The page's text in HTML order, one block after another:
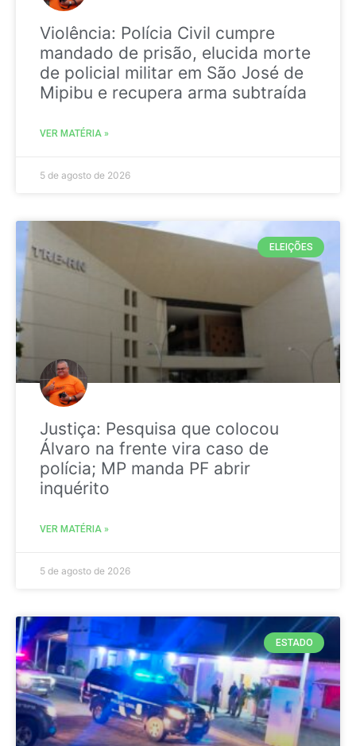
Violência: Polícia Civil cumpre
mandado de prisão, elucida morte
de policial militar em São José de
Mipibu e recupera arma subtraída
VER MATÉRIA »
5 de agosto de 2026
ELEIÇÕES
Justiça: Pesquisa que colocou
Álvaro na frente vira caso de
polícia; MP manda PF abrir
inquérito
VER MATÉRIA »
5 de agosto de 2026
ESTADO